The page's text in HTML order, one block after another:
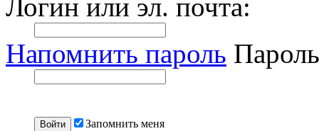
Логин или эл. почта:
Напомнить пароль
Запомнить меня